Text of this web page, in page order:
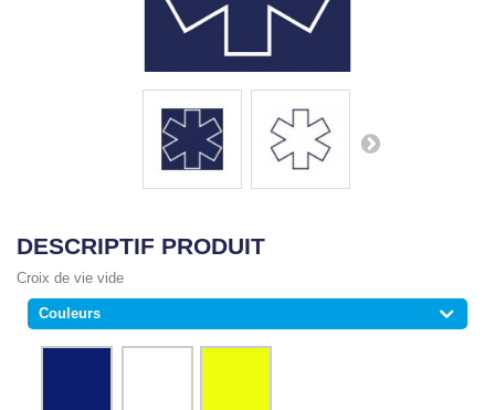
DESCRIPTIF PRODUIT
Croix de vie vide
Couleurs